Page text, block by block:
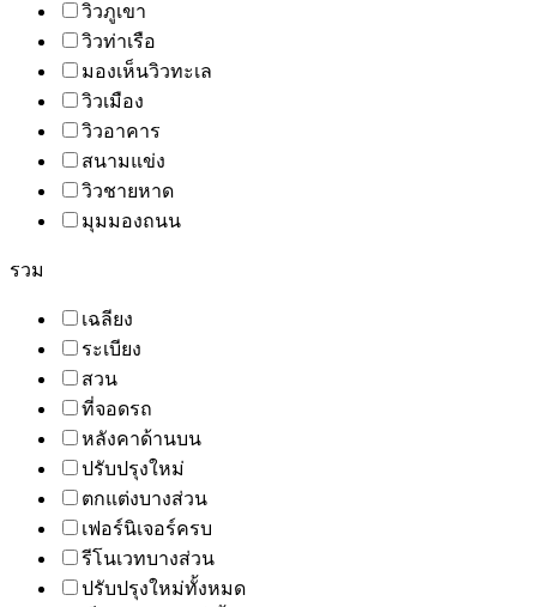
วิวภูเขา
วิวท่าเรือ
มองเห็นวิวทะเล
วิวเมือง
วิวอาคาร
สนามแข่ง
วิวชายหาด
มุมมองถนน
รวม
เฉลียง
ระเบียง
สวน
ที่จอดรถ
หลังคาด้านบน
ปรับปรุงใหม่
ตกแต่งบางส่วน
เฟอร์นิเจอร์ครบ
รีโนเวทบางส่วน
ปรับปรุงใหม่ทั้งหมด